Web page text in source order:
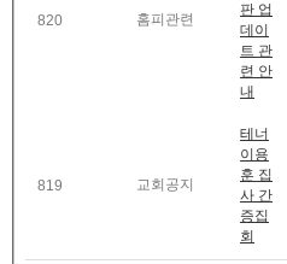
820 홈피관련
판 업
데이
트 관
련 안
내
819 교회공지
테너
이용
훈 집
사 간
증집
회